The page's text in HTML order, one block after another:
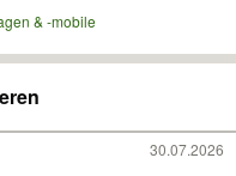
& -mobile
30.07.2026